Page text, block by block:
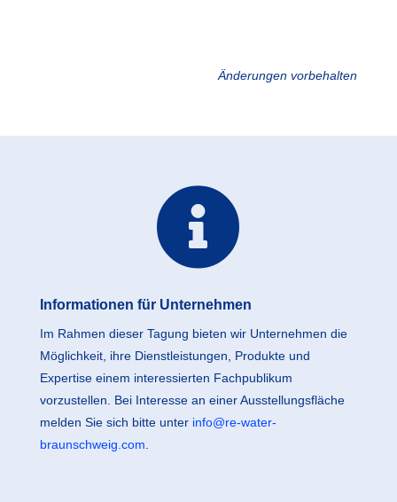
Änderungen vorbehalten

Informationen für Unternehmen
Im Rahmen dieser Tagung bieten wir Unternehmen die
Möglichkeit, ihre Dienstleistungen, Produkte und
Expertise einem interessierten Fachpublikum
vorzustellen. Bei Interesse an einer Ausstellungsfläche
melden Sie sich bitte unter info@re-water-
braunschweig.com